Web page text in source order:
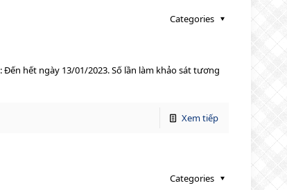
Categories
hết ngày 13/01/2023. Số lần làm khảo sát tương
Xem tiếp
Categories